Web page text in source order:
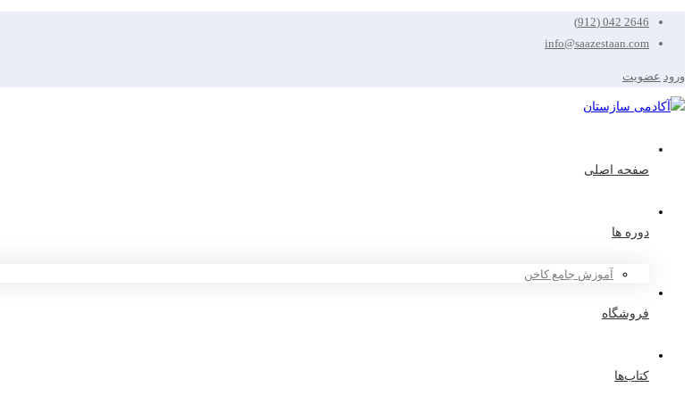
2646 042 (912)
info@saazestaan.com
ورود عضویت
صفحه اصلی
دوره ها
آموزش جامع کاخن
فروشگاه
کتاب‌ها